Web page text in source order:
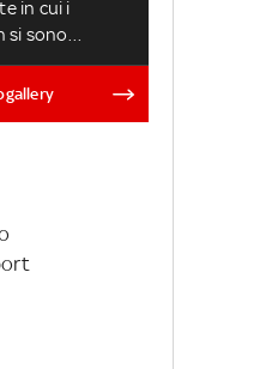
in cui i
si sono
mossi sul
se lo farà: